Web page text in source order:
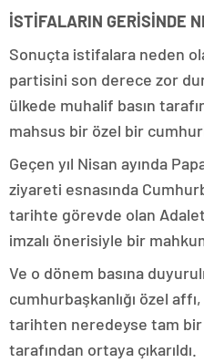
İSTİFALARIN GERİSİNDE
Sonuçta istifalara neden
partisini son derece zor
ülkede muhalif basın
mahsus bir özel bir
Geçen yıl Nisan ayında
ziyareti esnasında
tarihte görevde olan Adalet
imzalı önerisiyle bir
Ve o dönem basına
cumhurbaşkanlığı özel affı,
tarihten neredeyse tam bir
tarafından ortaya çıkarıldı.